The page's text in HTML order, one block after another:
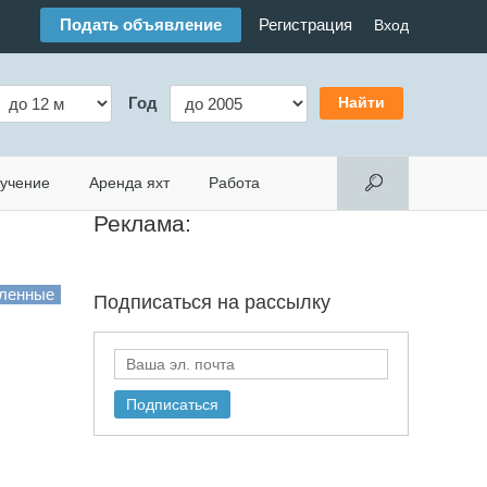
Подать объявление Регистрация Вход
Год
Аренда яхт Работа
Реклама:
Подписаться на рассылку